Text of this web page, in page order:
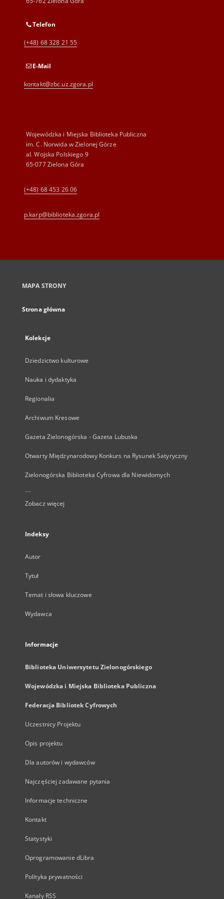
Telefon
(+48) 68 328 21 55
E-Mail
kontakt@zbc.uz.zgora.pl
Wojewódzka i Miejska Biblioteka Publiczna
im. C. Norwida w Zielonej Górze
al. Wojska Polskiego 9
65-077 Zielona Góra
(+48) 68 453 26 06
p.karp@biblioteka.zgora.pl
MAPA STRONY
Strona główna
Kolekcje
Dziedzictwo kulturowe
Nauka i dydaktyka
Regionalia
Archiwum Kresowe
Gazeta Zielonogórska - Gazeta Lubuska
Otwarty Międzynarodowy Konkurs na Rysunek Satyryczny
Zielonogórska Biblioteka Cyfrowa dla Niewidomych
...
Zobacz więcej
Indeksy
Autor
Tytuł
Temat i słowa kluczowe
Wydawca
Informacje
Biblioteka Uniwersytetu Zielonogórskiego
Wojewódzka i Miejska Biblioteka Publiczna
Federacja Bibliotek Cyfrowych
Uczestnicy Projektu
Opis projektu
Dla autorów i wydawców
Najczęściej zadawane pytania
Informacje techniczne
Kontakt
Statystyki
Oprogramowanie dLibra
Polityka prywatności
Kanały RSS